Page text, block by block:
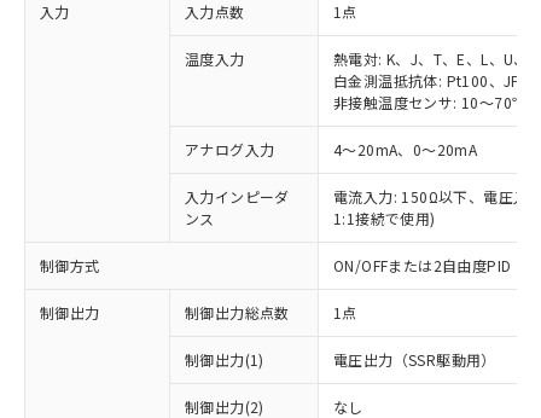
入力 入力点数 1点
温度入力
熱電対: K、J、T、E、L、U、
白金測温抵抗体: Pt100、
非接触温度センサ: 10～
アナログ入力 4～20mA、0～20mA
入力インピーダ
ンス
電流入力: 150Ω以下、電圧入
1:1接続で使用)
制御方式 ON/OFFまたは2自由度PID（
制御出力 制御出力総点数 1点
制御出力(1) 電圧出力（SSR駆動用）
制御出力(2) なし